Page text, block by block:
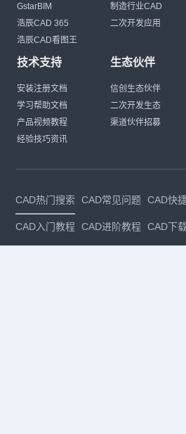
GstarBIM
浩辰CAD 365
浩辰CAD看图王
制造行业CAD
二次开发应用
技术支持
安装注册文档
学习帮助文档
产品视频教程
经验技巧资讯
生态伙伴
信创生态伙伴
二次开发生态
渠道伙伴招募
CAD热门搜索 CAD常见问题 CAD快
CAD入门教程 CAD进阶教程 CAD下